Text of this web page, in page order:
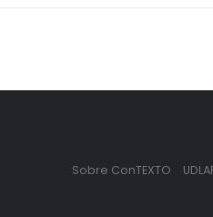
Sobre ConTEXTO